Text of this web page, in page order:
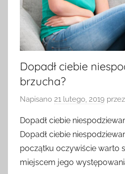
Dopadł ciebie
brzucha?
Napisano 21 lutego, 2019 przez
Dopadł ciebie
Dopadł ciebie
początku oczywiście warto
miejscem jego